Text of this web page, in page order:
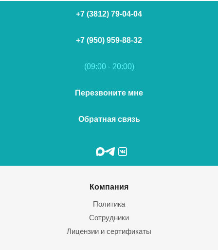
+7 (3812) 79-04-04
+7 (950) 959-88-32
(09:00 - 20:00)
Перезвоните мне
Обратная связь
Компания
Политика
Сотрудники
Лицензии и сертификаты